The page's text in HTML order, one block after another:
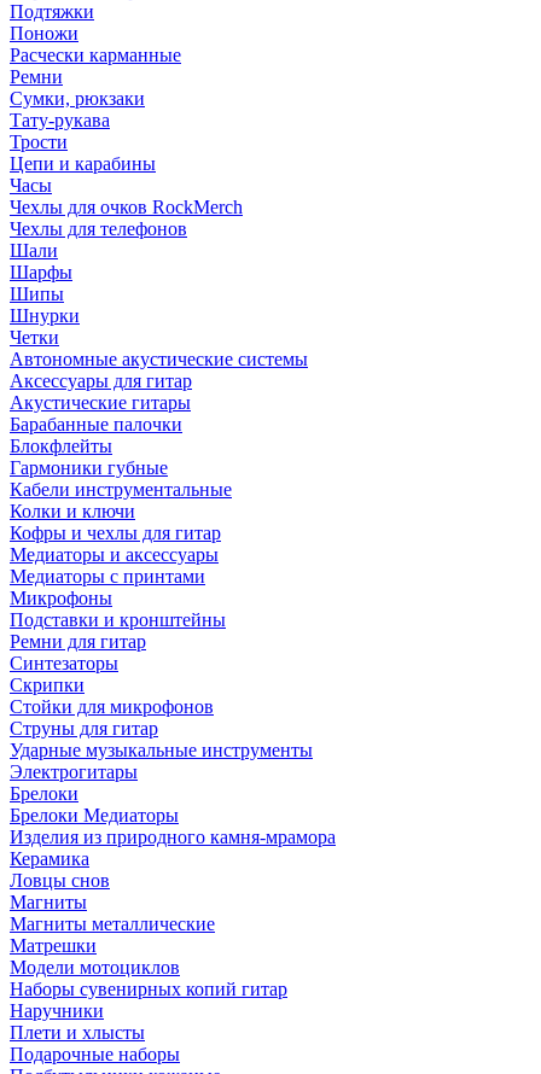
Подтяжки
Поножи
Расчески карманные
Ремни
Сумки, рюкзаки
Тату-рукава
Трости
Цепи и карабины
Часы
Чехлы для очков RockMerch
Чехлы для телефонов
Шали
Шарфы
Шипы
Шнурки
Четки
Автономные акустические системы
Аксессуары для гитар
Акустические гитары
Барабанные палочки
Блокфлейты
Гармоники губные
Кабели инструментальные
Колки и ключи
Кофры и чехлы для гитар
Медиаторы и аксессуары
Медиаторы с принтами
Микрофоны
Подставки и кронштейны
Ремни для гитар
Синтезаторы
Скрипки
Стойки для микрофонов
Струны для гитар
Ударные музыкальные инструменты
Электрогитары
Брелоки
Брелоки Медиаторы
Изделия из природного камня-мрамора
Керамика
Ловцы снов
Магниты
Магниты металлические
Матрешки
Модели мотоциклов
Наборы сувенирных копий гитар
Наручники
Плети и хлысты
Подарочные наборы